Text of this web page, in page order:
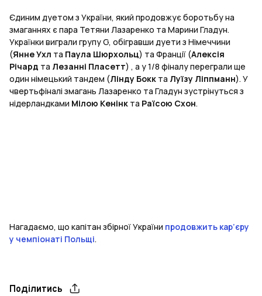
Єдиним дуетом з України, який продовжує боротьбу на
змаганнях є пара Тетяни Лазаренко та Марини Гладун.
Українки виграли групу G, обігравши дуети з Німеччини
(Янне Ухл та Паула Шюрхольц) та Франції (Алексія
Річард та Лезанні Пласетт) , а у 1/8 фіналу переграли ще
один німецький тандем (Лінду Бокк та Луїзу Ліппманн). У
чвертьфіналі змагань Лазаренко та Гладун зустрінуться з
нідерландками Мілою Кенінк та Раїсою Схон.
Нагадаємо, що капітан збірної України продовжить кар’єру
у чемпіонаті Польщі.
Поділитись